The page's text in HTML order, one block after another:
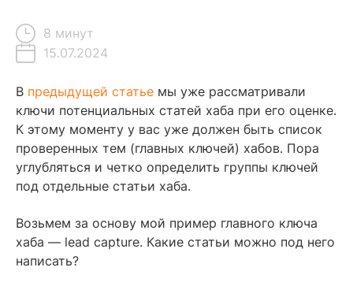
8 минут
15.07.2024
Содержание
Анализируем keyword ideas главного ключа хаба
Что делать, когда ключевое слово претендует
на отдельную статью
Как собрать ключевые слова под каждую статью хаба
Группируем ключи в таблице
Читайте также
В предыдущей статье мы уже рассматривали
ключи потенциальных статей хаба при его оценке.
К этому моменту у вас уже должен быть список
проверенных тем (главных ключей) хабов. Пора
углубляться и четко определить группы ключей
под отдельные статьи хаба.
Возьмем за основу мой пример главного ключа
хаба — lead capture. Какие статьи можно под него
написать?